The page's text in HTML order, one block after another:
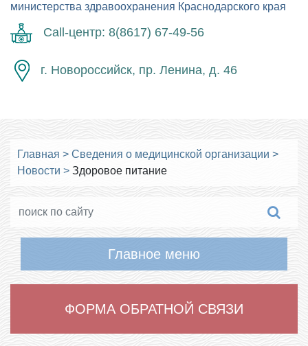
министерства здравоохранения Краснодарского края
Call-центр: 8(8617) 67-49-56
г. Новороссийск, пр. Ленина, д. 46
Главная > Сведения о медицинской организации >
Новости > Здоровое питание
Главное меню
ФОРМА ОБРАТНОЙ СВЯЗИ